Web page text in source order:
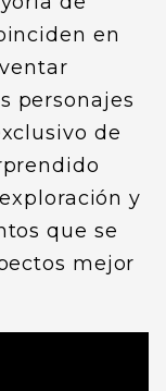
en
personajes
de
y
que se
mejor